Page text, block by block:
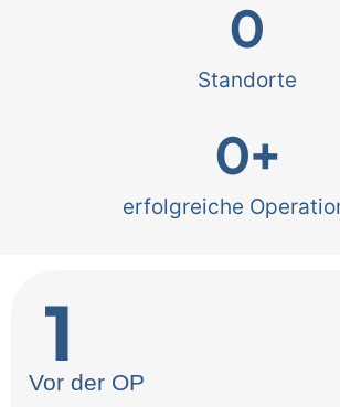
Standorte
0
erfolgreiche
0+
Vor der OP